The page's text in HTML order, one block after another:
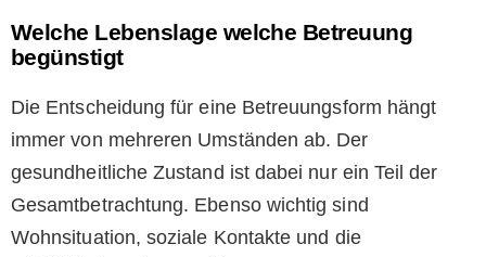
Welche Lebenslage welche Betreuung
begünstigt
Die Entscheidung für eine Betreuungsform hängt
immer von mehreren Umständen ab. Der
gesundheitliche Zustand ist dabei nur ein Teil der
Gesamtbetrachtung. Ebenso wichtig sind
Wohnsituation, soziale Kontakte und die